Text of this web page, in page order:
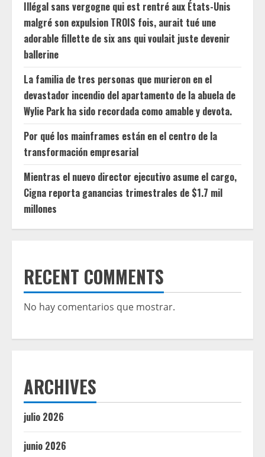
Illégal sans vergogne qui est rentré aux États-Unis
malgré son expulsion TROIS fois, aurait tué une
adorable fillette de six ans qui voulait juste devenir
ballerine
La familia de tres personas que murieron en el
devastador incendio del apartamento de la abuela de
Wylie Park ha sido recordada como amable y devota.
Por qué los mainframes están en el centro de la
transformación empresarial
Mientras el nuevo director ejecutivo asume el cargo,
Cigna reporta ganancias trimestrales de $1.7 mil
millones
RECENT COMMENTS
No hay comentarios que mostrar.
ARCHIVES
julio 2026
junio 2026